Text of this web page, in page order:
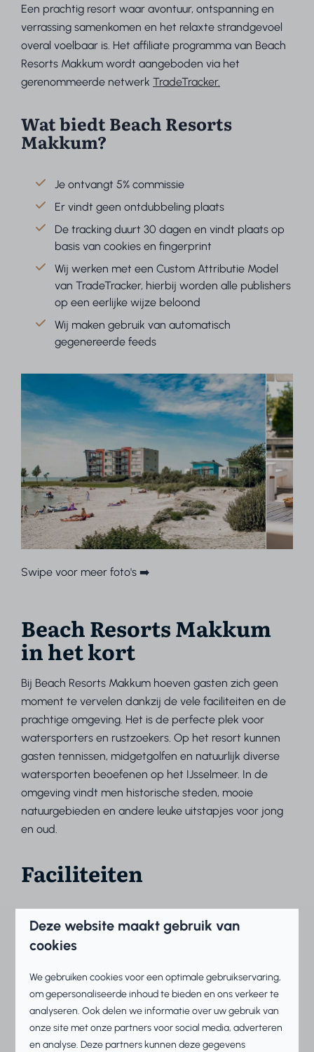
Een prachtig resort waar avontuur, ontspanning en
verrassing samenkomen en het relaxte strandgevoel
overal voelbaar is. Het affiliate programma van Beach
Resorts Makkum wordt aangeboden via het
gerenommeerde netwerkTradeTracker.
Wat biedt Beach Resorts
Makkum?
Je ontvangt 5% commissie
Er vindt geen ontdubbeling plaats
De tracking duurt 30 dagen en vindt plaats op
basis van cookies en fingerprint
Wij werken met een Custom Attributie Model
van TradeTracker, hierbij worden alle publishers
op een eerlijke wijze beloond
Wij maken gebruik van automatisch
gegenereerde feeds
Swipe voor meer foto's ➡️
Beach Resorts Makkum
in het kort
Bij Beach Resorts Makkum hoeven gasten zich geen
moment te vervelen dankzij de vele faciliteiten en de
prachtige omgeving. Het is de perfecte plek voor
watersporters en rustzoekers. Op het resort kunnen
gasten tennissen, midgetgolfen en natuurlijk diverse
watersporten beoefenen op het IJsselmeer. In de
omgeving vindt men historische steden, mooie
natuurgebieden en andere leuke uitstapjes voor jong
en oud.
Faciliteiten
Strand en IJsselmeer
Fiets & watersportverhuur
Meer informatie of
aanmelden
Deze website maakt gebruik van
cookies
We gebruiken cookies voor een optimale gebruikservaring,
om gepersonaliseerde inhoud te bieden en ons verkeer te
analyseren. Ook delen we informatie over uw gebruik van
onze site met onze partners voor social media, adverteren
en analyse. Deze partners kunnen deze gegevens